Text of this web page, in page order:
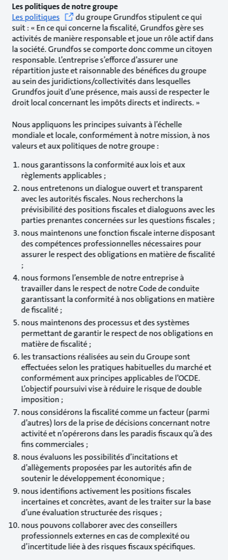
Les politiques de notre groupe
Les politiques
du groupe Grundfos stipulent ce qui
suit : « En ce qui concerne la fiscalité, Grundfos gère ses
activités de manière responsable et joue un rôle actif dans
la société. Grundfos se comporte donc comme un citoyen
responsable. L’entreprise s’efforce d’assurer une
répartition juste et raisonnable des bénéfices du groupe
au sein des juridictions/collectivités dans lesquelles
Grundfos jouit d’une présence, mais aussi de respecter le
droit local concernant les impôts directs et indirects. »
Nous appliquons les principes suivants à l’échelle
mondiale et locale, conformément à notre mission, à nos
valeurs et aux politiques de notre groupe :
nous garantissons la conformité aux lois et aux
règlements applicables ;
nous entretenons un dialogue ouvert et transparent
avec les autorités fiscales. Nous recherchons la
prévisibilité des positions fiscales et dialoguons avec les
parties prenantes concernées sur les questions fiscales ;
nous maintenons une fonction fiscale interne disposant
des compétences professionnelles nécessaires pour
assurer le respect des obligations en matière de fiscalité
;
nous formons l’ensemble de notre entreprise à
travailler dans le respect de notre Code de conduite
garantissant la conformité à nos obligations en matière
de fiscalité ;
nous maintenons des processus et des systèmes
permettant de garantir le respect de nos obligations en
matière de fiscalité ;
les transactions réalisées au sein du Groupe sont
effectuées selon les pratiques habituelles du marché et
conformément aux principes applicables de l’OCDE.
L’objectif poursuivi vise à réduire le risque de double
imposition ;
nous considérons la fiscalité comme un facteur (parmi
d’autres) lors de la prise de décisions concernant notre
activité et n’opérerons dans les paradis fiscaux qu’à des
fins commerciales ;
nous évaluons les possibilités d’incitations et
d’allègements proposées par les autorités afin de
soutenir le développement économique ;
nous identifions activement les positions fiscales
incertaines et concrètes, avant de les traiter sur la base
d’une évaluation structurée des risques ;
nous pouvons collaborer avec des conseillers
professionnels externes en cas de complexité ou
d’incertitude liée à des risques fiscaux spécifiques.